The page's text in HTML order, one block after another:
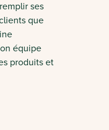
ses
que
équipe
produits et